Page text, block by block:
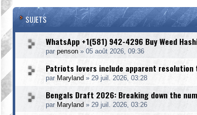
SUJETS
WhatsApp +1(581) 942-4296 Buy Weed
par penson » 05 août 2026, 09:36
Patriots lovers include apparent resolution
par Maryland » 29 juil. 2026, 03:28
Bengals Draft 2026: Breaking down the
par Maryland » 29 juil. 2026, 03:26